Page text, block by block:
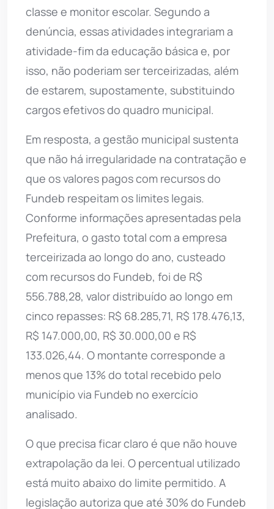
classe e monitor escolar. Segundo a
denúncia, essas atividades integrariam a
atividade-fim da educação básica e, por
isso, não poderiam ser terceirizadas, além
de estarem, supostamente, substituindo
cargos efetivos do quadro municipal.
Em resposta, a gestão municipal sustenta
que não há irregularidade na contratação e
que os valores pagos com recursos do
Fundeb respeitam os limites legais.
Conforme informações apresentadas pela
Prefeitura, o gasto total com a empresa
terceirizada ao longo do ano, custeado
com recursos do Fundeb, foi de R$
556.788,28, valor distribuído ao longo em
cinco repasses: R$ 68.285,71, R$ 178.476,13,
R$ 147.000,00, R$ 30.000,00 e R$
133.026,44. O montante corresponde a
menos que 13% do total recebido pelo
município via Fundeb no exercício
analisado.
O que precisa ficar claro é que não houve
extrapolação da lei. O percentual utilizado
está muito abaixo do limite permitido. A
legislação autoriza que até 30% do Fundeb